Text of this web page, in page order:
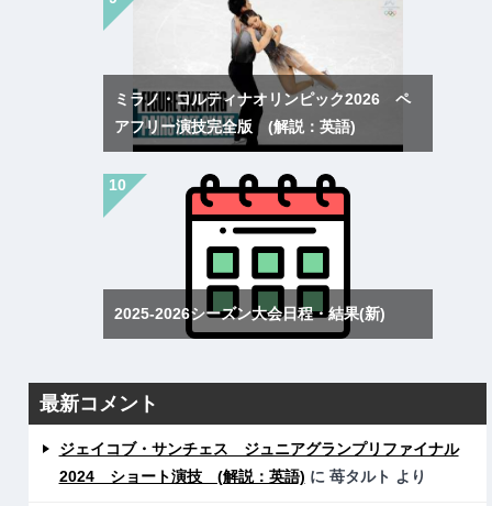
ミラノ・コルティナオリンピック2026 ペ
アフリー演技完全版 (解説：英語)
2025-2026シーズン大会日程・結果(新)
最新コメント
ジェイコブ・サンチェス ジュニアグランプリファイナル
2024 ショート演技 (解説：英語) に 苺タルト より